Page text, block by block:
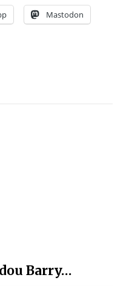
Mastodon
Barry…